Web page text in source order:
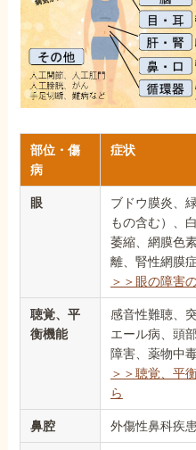
部位・傷
病
症状
眼
ブドウ膜炎、
もの含む）、
萎縮、網膜色
離、腎性網膜
＞＞眼の障害
聴覚、平
衡機能
感音性難聴、
エール病、頭
障害、薬物中
＞＞聴覚、平
ら
鼻腔 外傷性鼻科疾患